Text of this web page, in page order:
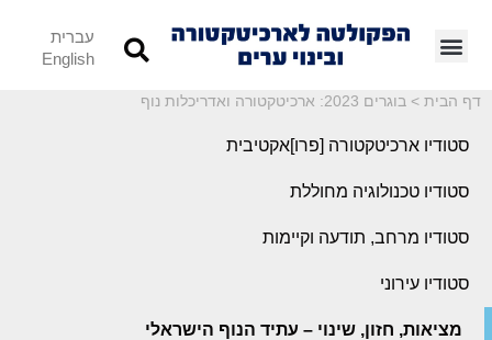
עברית
English
דף הבית > בוגרים 2023: ארכיטקטורה ואדריכלות נוף
סטודיו ארכיטקטורה [פרו]אקטיבית
סטודיו טכנולוגיה מחוללת
סטודיו מרחב, תודעה וקיימות
סטודיו עירוני
מציאות, חזון, שינוי – עתיד הנוף הישראלי